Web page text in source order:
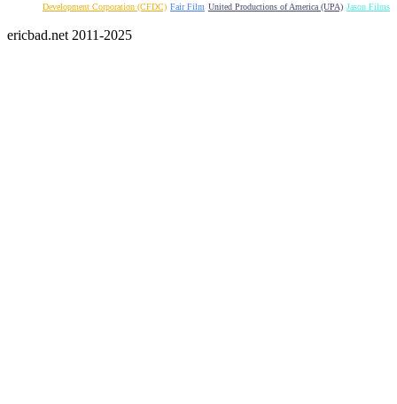
Development Corporation (CFDC) Fair Film United Productions of America (UPA) Jason Films
ericbad.net 2011-2025